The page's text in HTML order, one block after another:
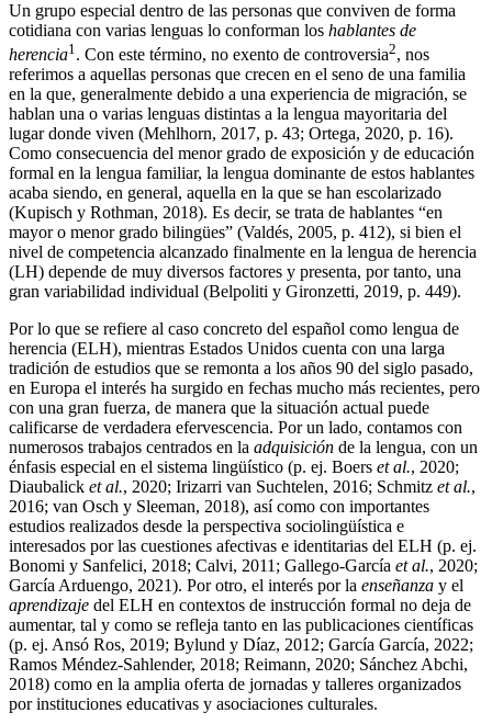
Un grupo especial dentro de las personas que conviven de forma
cotidiana con varias lenguas lo conforman los hablantes de
herencia1. Con este término, no exento de controversia2, nos
referimos a aquellas personas que crecen en el seno de una familia
en la que, generalmente debido a una experiencia de migración, se
hablan una o varias lenguas distintas a la lengua mayoritaria del
lugar donde viven (Mehlhorn, 2017, p. 43; Ortega, 2020, p. 16).
Como consecuencia del menor grado de exposición y de educación
formal en la lengua familiar, la lengua dominante de estos hablantes
acaba siendo, en general, aquella en la que se han escolarizado
(Kupisch y Rothman, 2018). Es decir, se trata de hablantes “en
mayor o menor grado bilingües” (Valdés, 2005, p. 412), si bien el
nivel de competencia alcanzado finalmente en la lengua de herencia
(LH) depende de muy diversos factores y presenta, por tanto, una
gran variabilidad individual (Belpoliti y Gironzetti, 2019, p. 449).
Por lo que se refiere al caso concreto del español como lengua de
herencia (ELH), mientras Estados Unidos cuenta con una larga
tradición de estudios que se remonta a los años 90 del siglo pasado,
en Europa el interés ha surgido en fechas mucho más recientes, pero
con una gran fuerza, de manera que la situación actual puede
calificarse de verdadera efervescencia. Por un lado, contamos con
numerosos trabajos centrados en la adquisición de la lengua, con un
énfasis especial en el sistema lingüístico (p. ej. Boers et al., 2020;
Diaubalick et al., 2020; Irizarri van Suchtelen, 2016; Schmitz et al.,
2016; van Osch y Sleeman, 2018), así como con importantes
estudios realizados desde la perspectiva sociolingüística e
interesados por las cuestiones afectivas e identitarias del ELH (p. ej.
Bonomi y Sanfelici, 2018; Calvi, 2011 ; Gallego-García et al., 2020;
García Arduengo, 2021). Por otro, el interés por la enseñanza y el
aprendizaje del ELH en contextos de instrucción formal no deja de
aumentar, tal y como se refleja tanto en las publicaciones científicas
(p. ej. Ansó Ros, 2019; Bylund y Díaz, 2012; García García, 2022;
Ramos Méndez-Sahlender, 2018; Reimann, 2020; Sánchez Abchi,
2018) como en la amplia oferta de jornadas y talleres organizados
por instituciones educativas y asociaciones culturales.